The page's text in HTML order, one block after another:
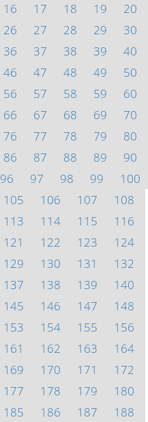
16 17 18 19
20
26 27 28 29
30
36 37 38 39
40
46 47 48 49
50
56 57 58 59
60
66 67 68 69
70
76 77 78 79
80
86 87 88 89
90
96 97 98 99
100
105 106 107
108
113 114 115
116
121 122 123
124
129 130 131
132
137 138 139
140
145 146 147
148
153 154 155
156
161 162 163
164
169 170 171
172
177 178 179
180
185 186 187
188